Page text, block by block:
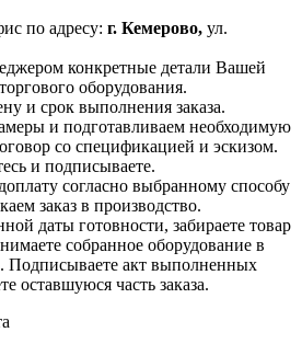
по адресу: г. Кемерово, ул.
конкретные детали Вашей
оборудования.
и срок выполнения заказа.
и подготавливаем необходимую
со спецификацией и эскизом.
и подписываете.
согласно выбранному способу
заказ в производство.
даты готовности, забираете товар
собранное оборудование в
Подписываете акт выполненных
оставшуюся часть заказа.